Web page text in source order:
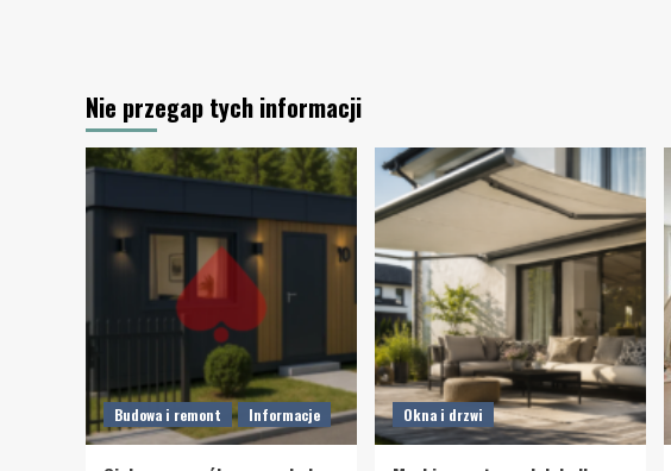
Nie przegap tych informacji
Budowa i remont Informacje Okna i drzwi